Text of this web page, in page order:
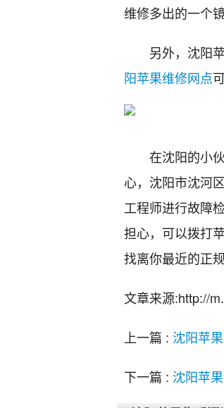
维修多出的一个
另外，沈阳苹
阳苹果维修网点
在沈阳的小伙
心，沈阳市沈河
工程师进行故障
担心，可以拨打
找离你最近的正
文章来源:http://
上一篇 : 沈阳苹
下一篇 : 沈阳苹